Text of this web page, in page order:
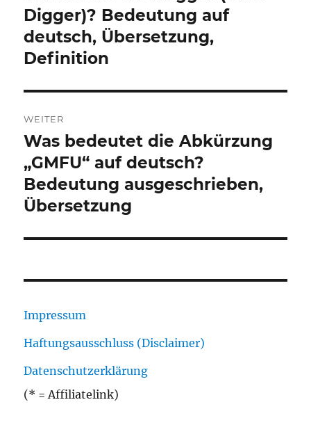
Beitrag:
Digger)? Bedeutung auf
deutsch, Übersetzung,
Definition
WEITER
Nächster
Beitrag:
Was bedeutet die Abkürzung
„GMFU“ auf deutsch?
Bedeutung ausgeschrieben,
Übersetzung
Impressum
Haftungsausschluss (Disclaimer)
Datenschutzerklärung
(* = Affiliatelink)